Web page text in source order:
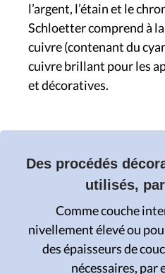
l’argent, l’étain et le
Schloetter comprend à
cuivre (contenant du
cuivre brillant pour les
et décoratives.
Des procédés
utilisés,
Comme couche
nivellement élevé ou
des épaisseurs de
nécessaires, par